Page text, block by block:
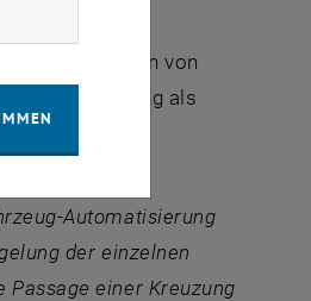
zu werden.
das Erkennen von
die Kreuzung als
Automatisierung
der einzelnen
Passage einer Kreuzung